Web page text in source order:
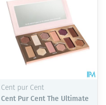
Cent pur Cent
Cent Pur Cent The Ultimate